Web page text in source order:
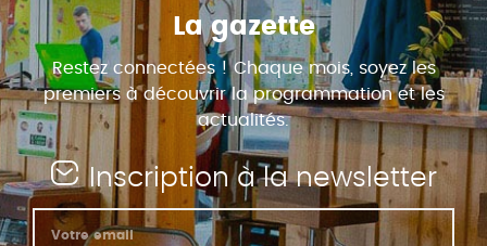
La gazette
Restez connectées ! Chaque mois, soyez les
premiers à découvrir la programmation et les
actualités.
Inscription à la newsletter